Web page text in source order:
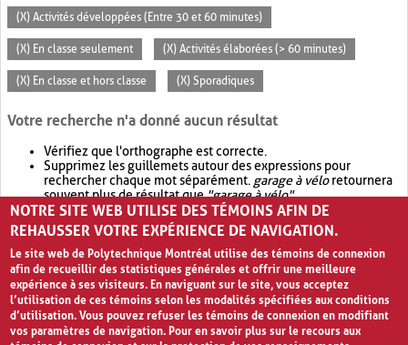
(X) Activités développées (Entre 30 et 60 minutes)
(X) En classe seulement (X) Activités élaborées (> 60 minutes)
(X) En classe et hors classe (X) Sporadiques
Votre recherche n'a donné aucun résultat
Vérifiez que l'orthographe est correcte.
Supprimez les guillemets autour des expressions pour
rechercher chaque mot séparément. garage à véloretournera
souvent plus de résultat que"garage à vélo".
Envisagez d'élargir votre recherche avec OR.garage OR vélo
retournera souvent plus de résultat quegarage à vélo
NOTRE SITE WEB UTILISE DES TÉMOINS AFIN DE
REHAUSSER VOTRE EXPÉRIENCE DE NAVIGATION.
Le site web de Polytechnique Montréal utilise des témoins de connexion
afin de recueillir des statistiques générales et offrir une meilleure
expérience à ses visiteurs. En naviguant sur le site, vous acceptez
l’utilisation de ces témoins selon les modalités spécifiées aux conditions
d’utilisation. Vous pouvez refuser les témoins de connexion en modifiant
vos paramètres de navigation. Pour en savoir plus sur le recours aux